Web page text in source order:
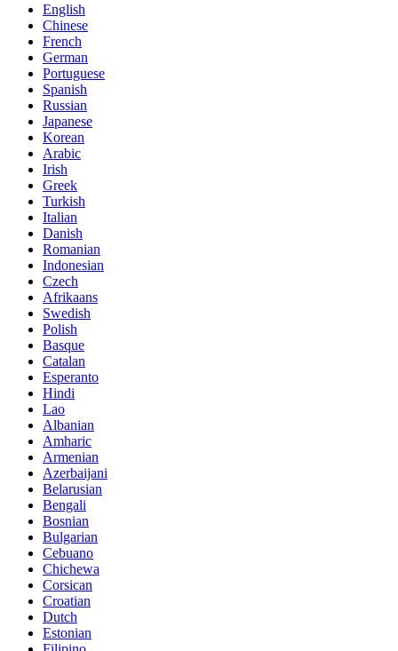
English
Chinese
French
German
Portuguese
Spanish
Russian
Japanese
Korean
Arabic
Irish
Greek
Turkish
Italian
Danish
Romanian
Indonesian
Czech
Afrikaans
Swedish
Polish
Basque
Catalan
Esperanto
Hindi
Lao
Albanian
Amharic
Armenian
Azerbaijani
Belarusian
Bengali
Bosnian
Bulgarian
Cebuano
Chichewa
Corsican
Croatian
Dutch
Estonian